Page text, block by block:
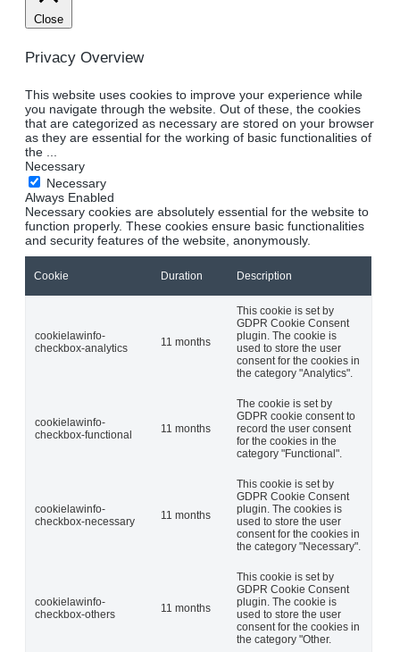
Close
Privacy Overview
This website uses cookies to improve your experience while
you navigate through the website. Out of these, the cookies
that are categorized as necessary are stored on your browser
as they are essential for the working of basic functionalities of
the
Necessary
Necessary
Always Enabled
Necessary cookies are absolutely essential for the website to
function properly. These cookies ensure basic functionalities
and security features of the website, anonymously.
Cookie Duration Description
cookielawinfo-
checkbox-analytics
11 months
This cookie is set by
GDPR Cookie Consent
plugin. The cookie is
used to store the user
consent for the cookies in
the category "Analytics".
cookielawinfo-
checkbox-functional
11 months
The cookie is set by
GDPR cookie consent to
record the user consent
for the cookies in the
category "Functional".
cookielawinfo-
checkbox-necessary
11 months
This cookie is set by
GDPR Cookie Consent
plugin. The cookies is
used to store the user
consent for the cookies in
the category "Necessary".
cookielawinfo-
checkbox-others
11 months
This cookie is set by
GDPR Cookie Consent
plugin. The cookie is
used to store the user
consent for the cookies in
the category "Other.